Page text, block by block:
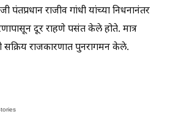
राजीव गांधी यांच्या निधनानंतर
दूर राहणे पसंत केले होते. मात्र
सक्रिय राजकारणात पुनरागमन केले.